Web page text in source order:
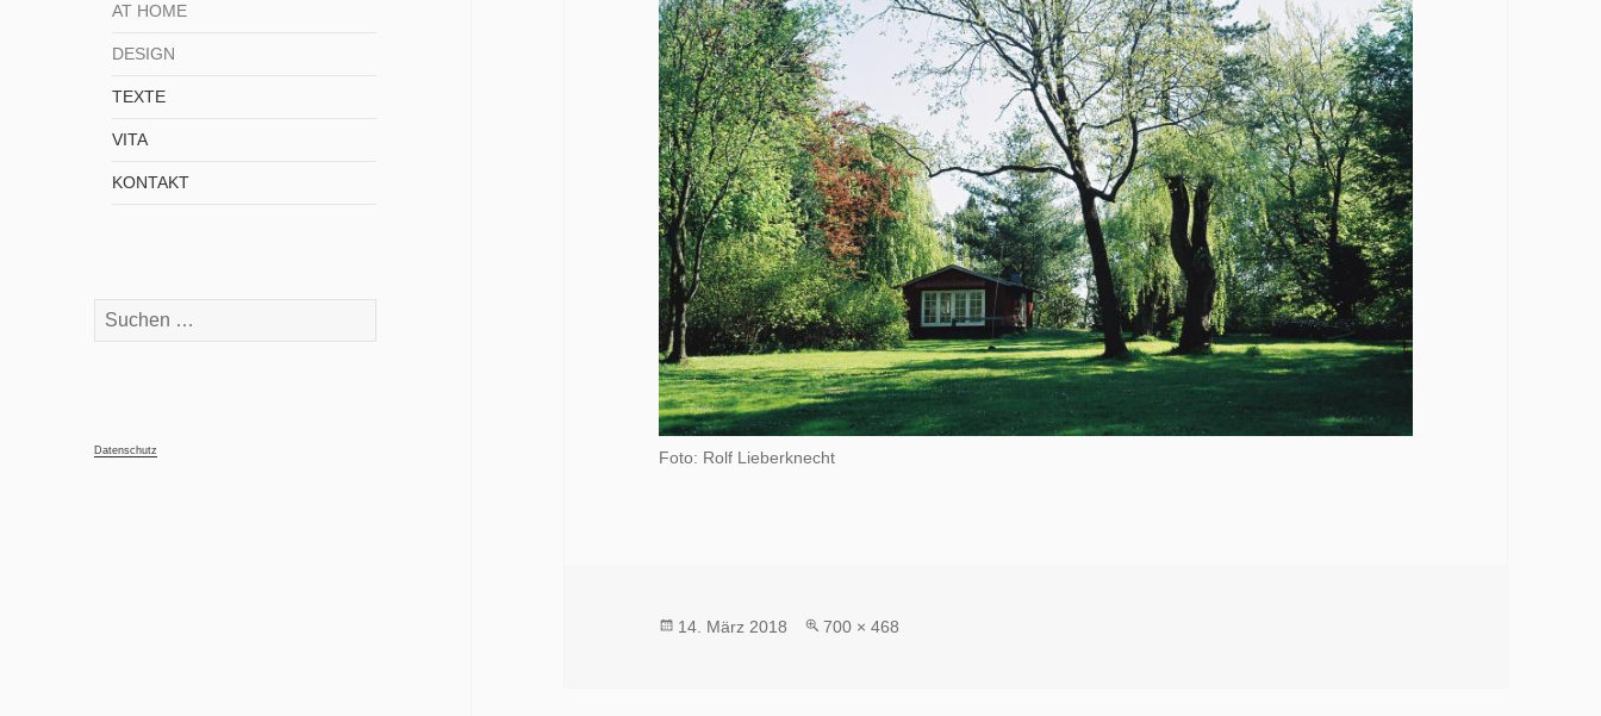
AT HOME
DESIGN
TEXTE
VITA
KONTAKT
Suchen
Datenschutz Foto: Rolf Lieberknecht
Veröffentlicht
14. März 2018
Volle
700 × 468